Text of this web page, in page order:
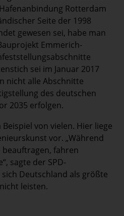
Rotterdam
Seite der 1998
gewesen sei, habe man
Emmerich-
sei im Januar 2017
nicht alle Abschnitte
des deutschen
2035 erfolgen.
von vielen. Hier liege
vor. „Während
fahren
sagte der SPD-
Deutschland als größte
leisten.